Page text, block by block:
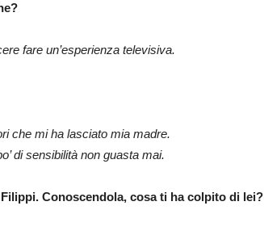
fare un’esperienza televisiva.
che mi ha lasciato mia madre.
di sensibilità non guasta mai.
Conoscendola, cosa ti hacolpito di lei?